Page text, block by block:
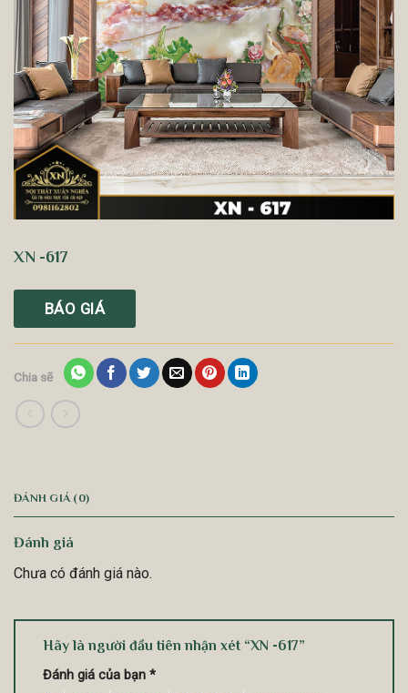
XN -617
BÁO GIÁ
Chia sẽ
ĐÁNH GIÁ (0)
Đánh giá
Chưa có đánh giá nào.
Hãy là người đầu tiên nhận xét “XN -617”
Đánh giá của bạn *